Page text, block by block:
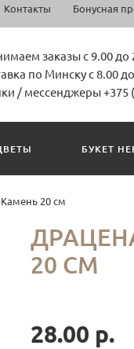
Контакты Бонусная
заказы с 9.00 до
по Минску с 8.00
/ мессенджеры +375
БУКЕТ
20 см
20 СМ
28.00 р.